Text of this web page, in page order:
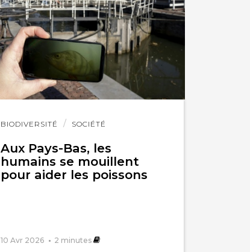
BIODIVERSITÉ SOCIÉTÉ
Aux Pays-Bas, les
humains se mouillent
pour aider les poissons
10 Avr 2026 2 minutes
Lire